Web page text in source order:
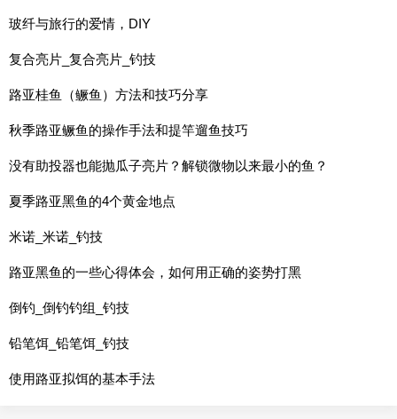
玻纤与旅行的爱情，DIY
复合亮片_复合亮片_钓技
路亚桂鱼（鳜鱼）方法和技巧分享
秋季路亚鳜鱼的操作手法和提竿遛鱼技巧
没有助投器也能抛瓜子亮片？解锁微物以来最小的鱼？
夏季路亚黑鱼的4个黄金地点
米诺_米诺_钓技
路亚黑鱼的一些心得体会，如何用正确的姿势打黑
倒钓_倒钓钓组_钓技
铅笔饵_铅笔饵_钓技
使用路亚拟饵的基本手法